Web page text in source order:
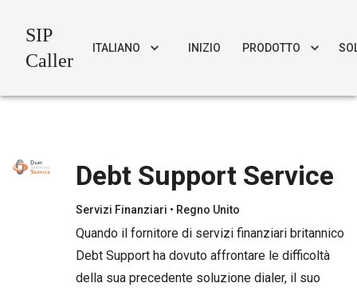
SIP
Caller
ITALIANO INIZIO PRODOTTO
Debt Support Service
Servizi Finanziari • Regno Unito
Quando il fornitore di servizi finanziari britannico
Debt Support ha dovuto affrontare le difficoltà
della sua precedente soluzione dialer, il suo